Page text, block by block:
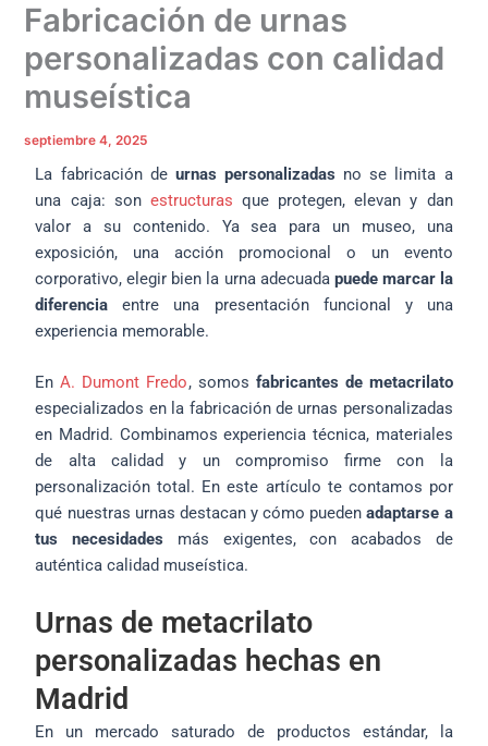
Fabricación de urnas
personalizadas con calidad
museística
septiembre 4, 2025
La fabricación de urnas personalizadas no se limita a
una caja: son estructuras que protegen, elevan y dan
valor a su contenido. Ya sea para un museo, una
exposición, una acción promocional o un evento
corporativo, elegir bien la urna adecuada puede marcar la
diferencia entre una presentación funcional y una
experiencia memorable.
EnA. Dumont Fredo, somos fabricantes de metacrilato
especializados en la fabricación de urnas personalizadas
en Madrid. Combinamos experiencia técnica, materiales
de alta calidad y un compromiso firme con la
personalización total. En este artículo te contamos por
qué nuestras urnas destacan y cómo puedenadaptarse a
tus necesidades más exigentes, con acabados de
auténtica calidad museística.
Urnas de metacrilato
personalizadas hechas en
Madrid
En un mercado saturado de productos estándar, la